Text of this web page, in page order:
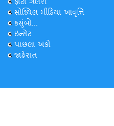
ફોટો ગેલેરી
સોશ્યિલ મીડિયા આવૃત્તિ
કસુંબો...
ઇન્સેટ
પાછલા અંકો
જાહેરાત